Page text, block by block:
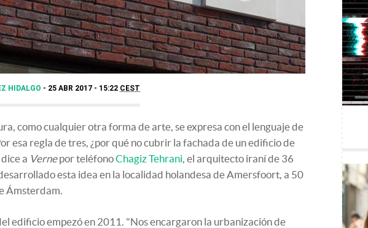
HIDALGO 25 ABR 2017 - 15:22 CEST
como cualquier otra forma de arte, se expresa con el lenguaje de
esa regla de tres, ¿por qué no cubrir la fachada de un edificio de
a Vernepor teléfonoChagiz Tehrani, el arquitecto iraní de 36
esta idea en la localidad holandesa de Amersfoort, a 50
Ámsterdam.
edificio empezó en 2011. "Nos encargaron la urbanización de